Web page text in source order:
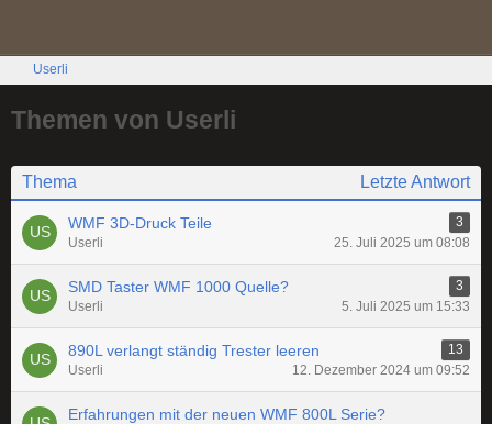
Userli
Themen von Userli
Thema Letzte Antwort
WMF 3D-Druck Teile
3
Userli
25. Juli 2025 um 08:08
SMD Taster WMF 1000 Quelle?
3
Userli
5. Juli 2025 um 15:33
890L verlangt ständig Trester leeren
13
Userli
12. Dezember 2024 um 09:52
Erfahrungen mit der neuen WMF 800L Serie?